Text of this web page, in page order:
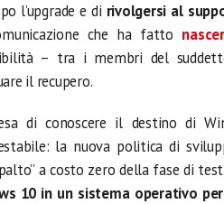
l’upgrade e di rivolgersi al
che ha fatto
– tra i membri del
il recupero.
di conoscere il destino di
la nuova politica di
a costo zero della fase di
10 in un sistema operativo